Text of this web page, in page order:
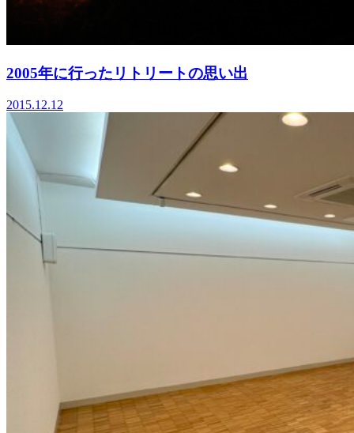
2005年に行ったリトリートの思い出
2015.12.12